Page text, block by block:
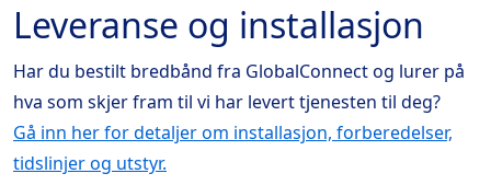
Leveranse og installasjon
Har du bestilt bredbånd fra GlobalConnect og lurer på
hva som skjer fram til vi har levert tjenesten til deg?
Gå inn her for detaljer om installasjon, forberedelser,
tidslinjer og utstyr.